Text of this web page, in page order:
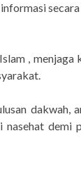
, menjaga
dakwah,
demi